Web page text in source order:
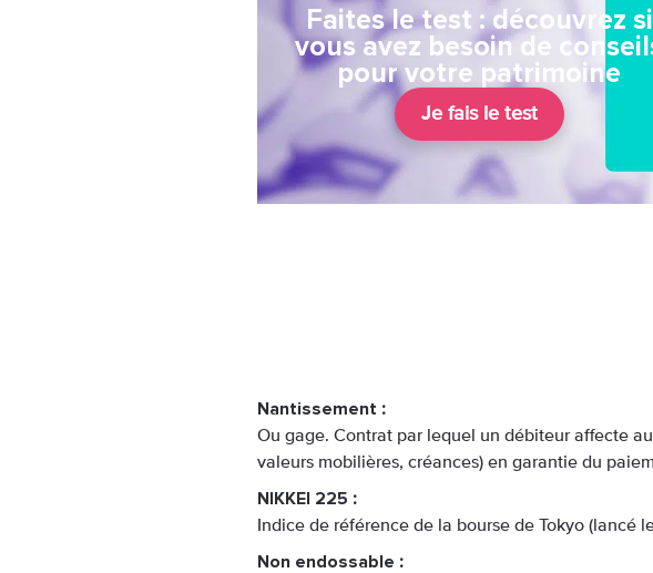
Faites le test : découvrez si
vous avez besoin de
pour votre patrimoine
Je fais le test
Nantissement :
Ou gage. Contrat par lequel un débiteur affecte
valeurs mobilières, créances) en garantie du
NIKKEI 225 :
Indice de référence de la bourse de Tokyo (lancé
Non endossable :